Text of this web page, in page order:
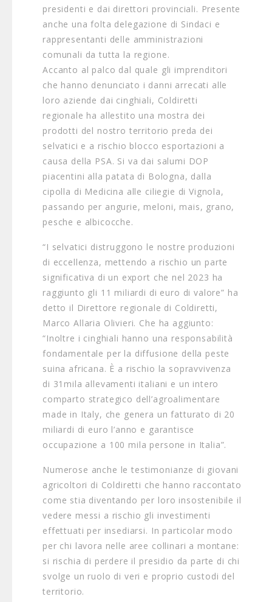
presidenti e dai direttori provinciali. Presente
anche una folta delegazione di Sindaci e
rappresentanti delle amministrazioni
comunali da tutta la regione.
Accanto al palco dal quale gli imprenditori
che hanno denunciato i danni arrecati alle
loro aziende dai cinghiali, Coldiretti
regionale ha allestito una mostra dei
prodotti del nostro territorio preda dei
selvatici e a rischio blocco esportazioni a
causa della PSA. Si va dai salumi DOP
piacentini alla patata di Bologna, dalla
cipolla di Medicina alle ciliegie di Vignola,
passando per angurie, meloni, mais, grano,
pesche e albicocche.
“I selvatici distruggono le nostre produzioni
di eccellenza, mettendo a rischio un parte
significativa di un export che nel 2023 ha
raggiunto gli 11 miliardi di euro di valore” ha
detto il Direttore regionale di Coldiretti,
Marco Allaria Olivieri. Che ha aggiunto:
“Inoltre i cinghiali hanno una responsabilità
fondamentale per la diffusione della peste
suina africana. È a rischio la sopravvivenza
di 31mila allevamenti italiani e un intero
comparto strategico dell’agroalimentare
made in Italy, che genera un fatturato di 20
miliardi di euro l’anno e garantisce
occupazione a 100 mila persone in Italia”.
Numerose anche le testimonianze di giovani
agricoltori di Coldiretti che hanno raccontato
come stia diventando per loro insostenibile il
vedere messi a rischio gli investimenti
effettuati per insediarsi. In particolar modo
per chi lavora nelle aree collinari a montane:
si rischia di perdere il presidio da parte di chi
svolge un ruolo di veri e proprio custodi del
territorio.